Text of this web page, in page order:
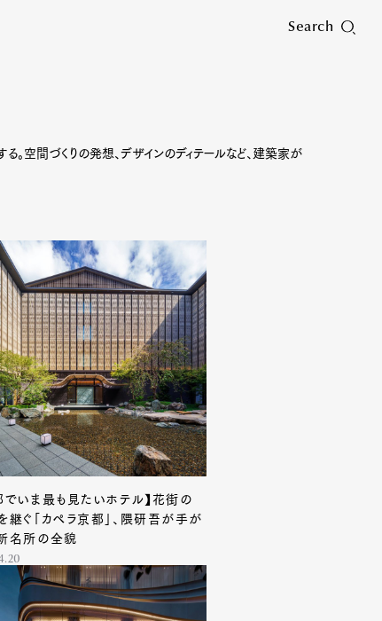
Search
空間づくりの発想、デザインのディテールなど、建築家が
でいま最も見たいホテル】花街の
継ぐ「カペラ京都」、隈研吾が手が
名所の全貌